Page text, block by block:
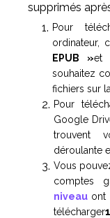
supprimés
Pour
ordinateur,
EPUB »et
souhaitez
fichiers sur
Pour
Google
trouvent
déroulante
Vous
comptes
niveau ont
télécharger